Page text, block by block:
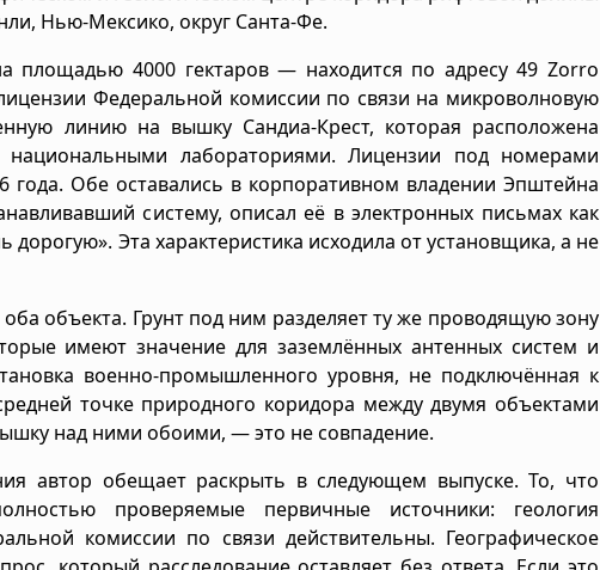
Нью-Мексико, округ Санта-Фе.
4000 гектаров — находится по адресу 49 Zorro
Федеральной комиссии по связи на микроволновую
линию на вышку Сандиа-Крест, которая расположена
лабораториями. Лицензии под номерами
года. Обе оставались в корпоративном владении Эпштейна
систему, описал её в электронных письмах как
Эта характеристика исходила от установщика, а не
объекта. Грунт под ним разделяет ту же проводящую зону
имеют значение для заземлённых антенных систем и
военно-промышленного уровня, не подключённая к
точке природного коридора между двумя объектами
над ними обоими, — это не совпадение.
автор обещает раскрыть в следующем выпуске. То, что
проверяемые первичные источники: геология
комиссии по связи действительны. Географическое